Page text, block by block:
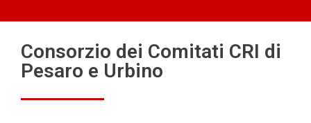
Consorzio dei Comitati CRI di
Pesaro e Urbino